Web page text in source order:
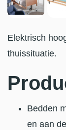
Elektrisch
thuissituatie.
Bedden
en aan